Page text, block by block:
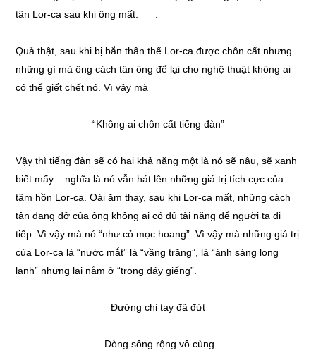
tân Lor-ca sau khi ông mất. .
Quả thật, sau khi bị bắn thân thể Lor-ca được chôn cất nhưng
những gì mà ông cách tân ông để lại cho nghệ thuật không ai
có thể giết chết nó. Vì vậy mà
“Không ai chôn cất tiếng đàn”
Vậy thì tiếng đàn sẽ có hai khả năng một là nó sẽ nâu, sẽ xanh
biết mấy – nghĩa là nó vẫn hát lên những giá trị tích cực của
tâm hồn Lor-ca. Oái ăm thay, sau khi Lor-ca mất, những cách
tân dang dở của ông không ai có đủ tài năng để người ta đi
tiếp. Vì vậy mà nó “như cỏ mọc hoang”. Vì vậy mà những giá trị
của Lor-ca là “nước mắt” là “vầng trăng”, là “ánh sáng long
lanh” nhưng lại nằm ở “trong đáy giếng”.
Đường chỉ tay đã đứt
Dòng sông rộng vô cùng